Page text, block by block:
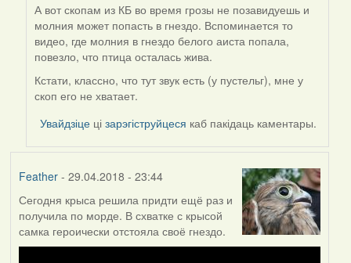
А вот скопам из КБ во время грозы не позавидуешь и
молния может попасть в гнездо. Вспоминается то
видео, где молния в гнездо белого аиста попала,
повезло, что птица осталась жива.
Кстати, классно, что тут звук есть (у пустельг), мне у
скоп его не хватает.
Увайдзіце цізарэгіструйцеся каб пакідаць каментары.
Feather- 29.04.2018 - 23:44
Сегодня крыса решила придти ещё раз и
получила по морде. В схватке с крысой
самка героически отстояла своё гнездо.